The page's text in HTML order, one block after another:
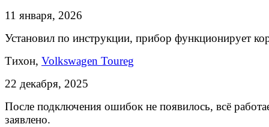
11 января, 2026
Установил по инструкции, прибор функционирует
Тихон, Volkswagen Toureg
22 декабря, 2025
После подключения ошибок не появилось, всё
заявлено.